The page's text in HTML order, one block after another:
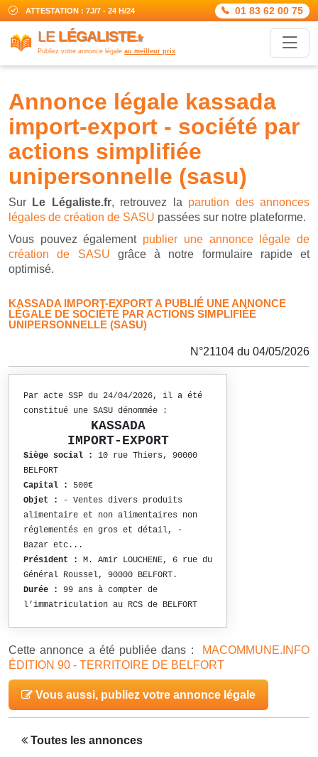
ATTESTATION : 7J/7 - 24 H/24 01 83 62 00 75
LE LÉGALISTE.fr
Publiez votre annonce légale au meilleur prix
annonce légale kassada
import-export - société par
actions simplifiée
unipersonnelle (sasu)
Sur Le Légaliste.fr, retrouvez la parution des annonces
légales de création de SASU passées sur notre plateforme.
Vous pouvez également publier une annonce légale de
création de SASU grâce à notre formulaire rapide et
optimisé.
KASSADA IMPORT-EXPORT A PUBLIÉ UNE ANNONCE
LÉGALE DE SOCIÉTÉ PAR ACTIONS SIMPLIFIÉE
UNIPERSONNELLE (SASU)
N°21104 du 04/05/2026
Par acte SSP du 24/04/2026, il a été
constitué une SASU dénommée :
KASSADA
IMPORT-EXPORT
Siège social :
10 rue Thiers, 90000
BELFORT
Capital :
500€
Objet :
- Ventes divers produits
alimentaire et non alimentaires non
réglementés en gros et détail, -
Bazar etc...
Président :
M. Amir LOUCHENE, 6 rue du
Général Roussel, 90000 BELFORT.
Durée :
99 ans à compter de
l’immatriculation au RCS de BELFORT
Cette annonce a été publiée dans :
MACOMMUNE.INFO
ÉDITION 90 - TERRITOIRE DE BELFORT
Vous aussi, publiez votre annonce légale
Toutes les annonces